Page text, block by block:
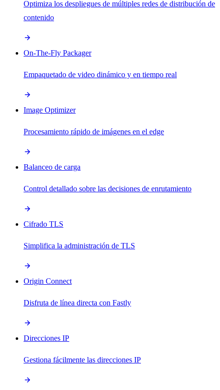
Optimiza los despliegues de múltiples redes de distribución de
contenido
On-The-Fly Packager
Empaquetado de video dinámico y en tiempo real
Image Optimizer
Procesamiento rápido de imágenes en el edge
Balanceo de carga
Control detallado sobre las decisiones de enrutamiento
Cifrado TLS
Simplifica la administración de TLS
Origin Connect
Disfruta de línea directa con Fastly
Direcciones IP
Gestiona fácilmente las direcciones IP